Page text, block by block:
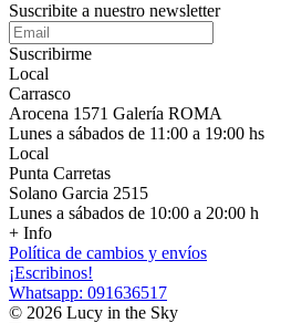
Suscribite a nuestro newsletter
Suscribirme
Local
Carrasco
Arocena 1571 Galería ROMA
Lunes a sábados de 11:00 a 19:00 hs
Local
Punta Carretas
Solano Garcia 2515
Lunes a sábados de 10:00 a 20:00 h
+ Info
Política de cambios y envíos
¡Escribinos!
Whatsapp: 091636517
© 2026 Lucy in the Sky